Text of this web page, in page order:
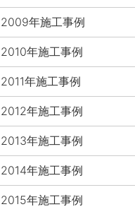
2009年施工事例
2010年施工事例
2011年施工事例
2012年施工事例
2013年施工事例
2014年施工事例
2015年施工事例